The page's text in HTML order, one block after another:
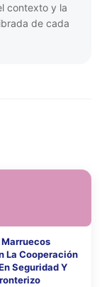
contexto y la
de cada
Marruecos
La Cooperación
Seguridad Y